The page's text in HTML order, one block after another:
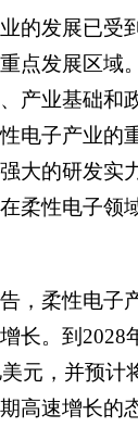
的发展已受
点发展区域
产业基础和
电子产业的
大的研发实
柔性电子领
，柔性电子
长。到2028
元，并预计
高速增长的